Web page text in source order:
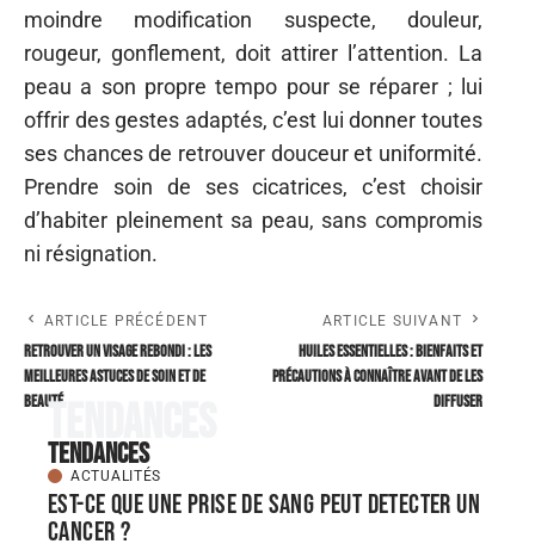
moindre modification suspecte, douleur,
rougeur, gonflement, doit attirer l’attention. La
peau a son propre tempo pour se réparer ; lui
offrir des gestes adaptés, c’est lui donner toutes
ses chances de retrouver douceur et uniformité.
Prendre soin de ses cicatrices, c’est choisir
d’habiter pleinement sa peau, sans compromis
ni résignation.
ARTICLE PRÉCÉDENT
Retrouver un visage rebondi : Les
meilleures astuces de soin et de
beauté
ARTICLE SUIVANT
Huiles essentielles : bienfaits et
précautions à connaître avant de les
diffuser
Tendances
Tendances
ACTUALITÉS
Est-ce que une prise de sang peut detecter un
cancer ?